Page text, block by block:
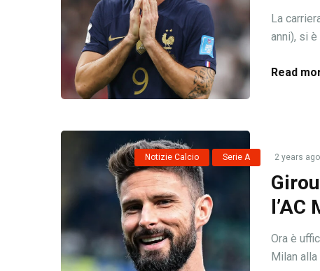
La
anni), si
Read
Notizie Calcio Serie A 2 years ago
Ora è
Milan